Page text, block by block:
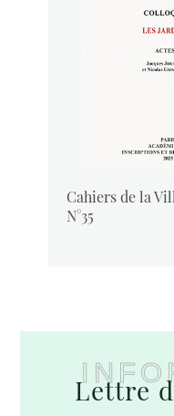
Cahiers de la
N°35
Lettre